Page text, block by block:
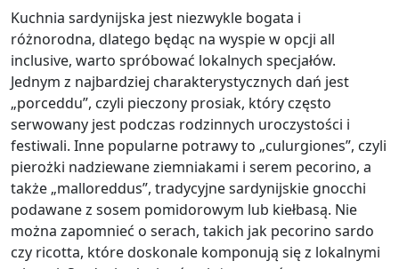
Kuchnia sardynijska jest niezwykle bogata i
różnorodna, dlatego będąc na wyspie w opcji all
inclusive, warto spróbować lokalnych specjałów.
Jednym z najbardziej charakterystycznych dań jest
„porceddu”, czyli pieczony prosiak, który często
serwowany jest podczas rodzinnych uroczystości i
festiwali. Inne popularne potrawy to „culurgiones”, czyli
pierożki nadziewane ziemniakami i serem pecorino, a
także „malloreddus”, tradycyjne sardynijskie gnocchi
podawane z sosem pomidorowym lub kiełbasą. Nie
można zapomnieć o serach, takich jak pecorino sardo
czy ricotta, które doskonale komponują się z lokalnymi